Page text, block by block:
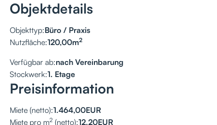
Objektdetails
Objekttyp:Büro / Praxis
Nutzfläche:120,00m2
Verfügbar ab:nach Vereinbarung
Stockwerk:1. Etage
Preisinformation
Miete (netto):1.464,00EUR
Miete pro m2 (netto):12,20EUR